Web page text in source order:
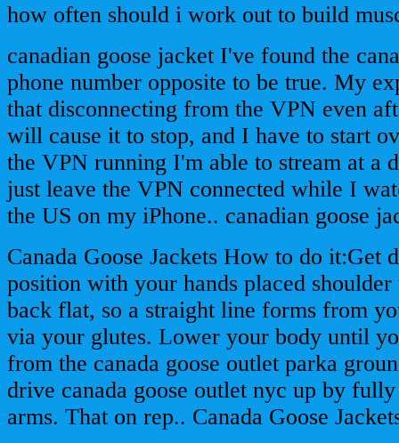
how often should i work out to build
canadian goose jacket I've found the
phone number opposite to be true. My
that disconnecting from the VPN even
will cause it to stop, and I have to start
the VPN running I'm able to stream at a
just leave the VPN connected while I
the US on my iPhone.. canadian goose
Canada Goose Jackets How to do it:Get
position with your hands placed
back flat, so a straight line forms from
via your glutes. Lower your body until
from the canada goose outlet parka
drive canada goose outlet nyc up by
arms. That on rep.. Canada Goose